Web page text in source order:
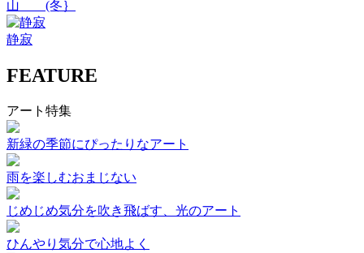
山 (冬｝
静寂
FEATURE
アート特集
新緑の季節にぴったりなアート
雨を楽しむおまじない
じめじめ気分を吹き飛ばす、光のアート
ひんやり気分で心地よく